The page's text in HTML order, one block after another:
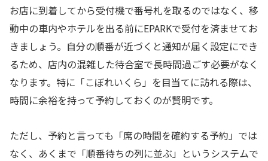
お店に到着してから受付機で番号札を取るのではなく、移
動中の車内やホテルを出る前にEPARKで受付を済ませてお
きましょう。自分の順番が近づくと通知が届く設定にでき
るため、店内の混雑した待合室で長時間過ごす必要がなく
なります。特に「こぼれいくら」を目当てに訪れる際は、
時間に余裕を持って予約しておくのが賢明です。
ただし、予約と言っても「席の時間を確約する予約」では
なく、あくまで「順番待ちの列に並ぶ」というシステムで